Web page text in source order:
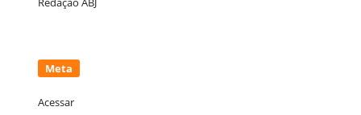
Meta
Acessar